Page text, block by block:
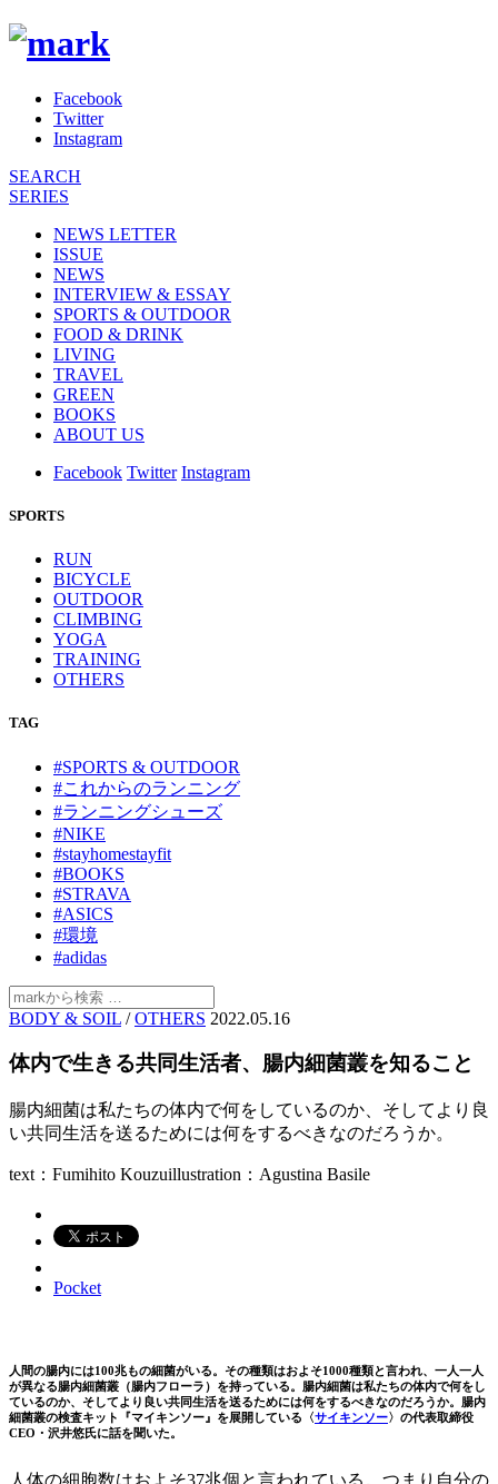
Facebook
Twitter
Instagram
SEARCH
SERIES
NEWS LETTER
ISSUE
NEWS
INTERVIEW & ESSAY
SPORTS & OUTDOOR
FOOD & DRINK
LIVING
TRAVEL
GREEN
BOOKS
ABOUT US
Facebook Twitter Instagram
SPORTS
RUN
BICYCLE
OUTDOOR
CLIMBING
YOGA
TRAINING
OTHERS
TAG
#SPORTS & OUTDOOR
#これからのランニング
#ランニングシューズ
#NIKE
#stayhomestayfit
#BOOKS
#STRAVA
#ASICS
#環境
#adidas
BODY & SOIL /OTHERS 2022.05.16
体内で生きる共同生活者、腸内細菌叢を知ること
腸内細菌は私たちの体内で何をしているのか、そしてより良
い共同生活を送るためには何をするべきなのだろうか。
text：Fumihito Kouzuillustration：Agustina Basile
Pocket
人間の腸内には100兆もの細菌がいる。その種類はおよそ1000種類と言われ、一人一人
が異なる腸内細菌叢（腸内フローラ）を持っている。腸内細菌は私たちの体内で何をし
ているのか、そしてより良い共同生活を送るためには何をするべきなのだろうか。腸内
細菌叢の検査キット『マイキンソー』を展開している〈サイキンソー〉の代表取締役
CEO・沢井悠氏に話を聞いた。
人体の細胞数はおよそ37兆個と言われている。つまり自分の